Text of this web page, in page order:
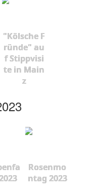
"Kölsche F
ründe" au
f Stippvisi
te in Main
z
Rosenmo
ntag 2023